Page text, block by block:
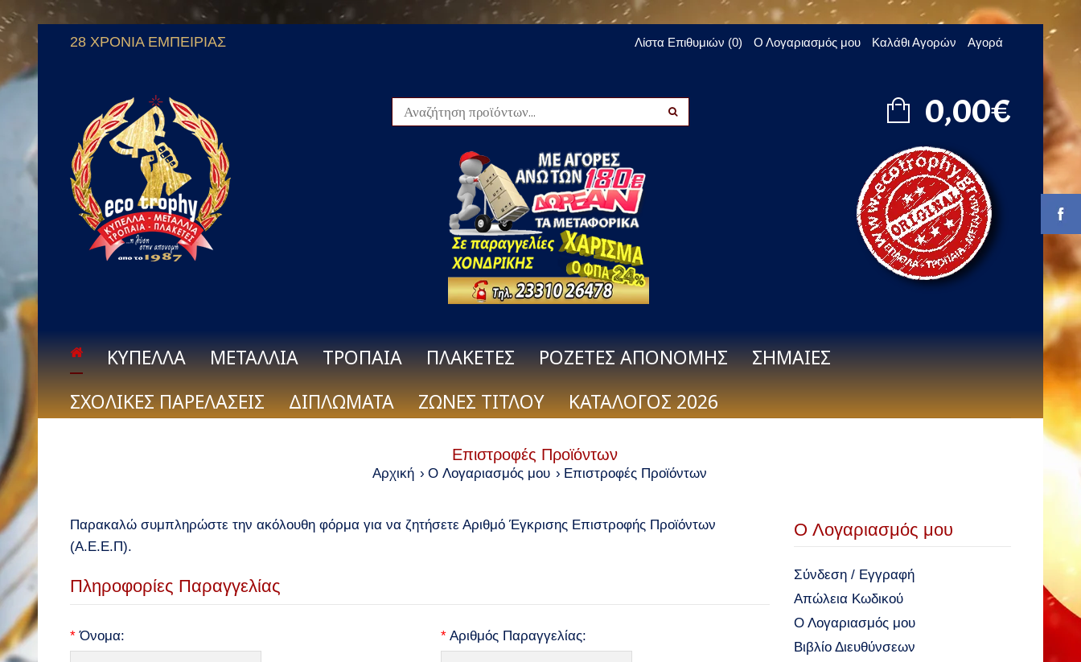
28 ΧΡΟΝΙΑ ΕΜΠΕΙΡΙΑΣ Λίστα Επιθυμιών (0) Ο Λογαριασμός μου Καλάθι Αγορών Αγορά
0,00€
ΚΥΠΕΛΛΑ ΜΕΤΑΛΛΙΑ ΤΡΟΠΑΙΑ ΠΛΑΚΕΤΕΣ ΡΟΖΕΤΕΣ ΑΠΟΝΟΜΗΣ
ΣΗΜΑΙΕΣ
ΣΧΟΛΙΚΕΣ ΠΑΡΕΛΑΣΕΙΣ
ΔΙΠΛΩΜΑΤΑ ΖΩΝΕΣ ΤΙΤΛΟΥ ΚΑΤΑΛΟΓΟΣ 2026
Επιστροφές Προϊόντων
Αρχική O Λογαριασμός μου Επιστροφές Προϊόντων
Παρακαλώ συμπληρώστε την ακόλουθη φόρμα για να ζητήσετε Αριθμό Έγκρισης Επιστροφής Προϊόντων
(Α.Ε.Ε.Π).
Πληροφορίες Παραγγελίας
* Όνομα: * Αριθμός Παραγγελίας:
O Λογαριασμός μου
Σύνδεση / Εγγραφή
Απώλεια Κωδικού
Ο Λογαριασμός μου
Βιβλίο Διευθύνσεων